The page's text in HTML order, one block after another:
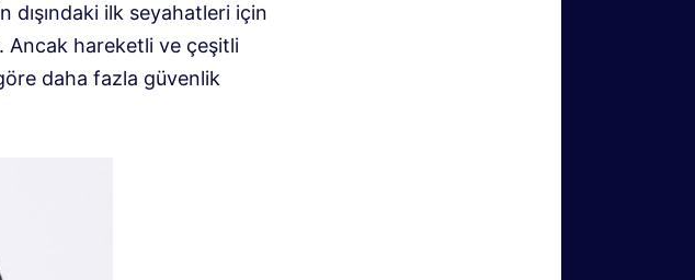
dışındaki ilk seyahatleri için
Ancak hareketli ve çeşitli
daha fazla güvenlik